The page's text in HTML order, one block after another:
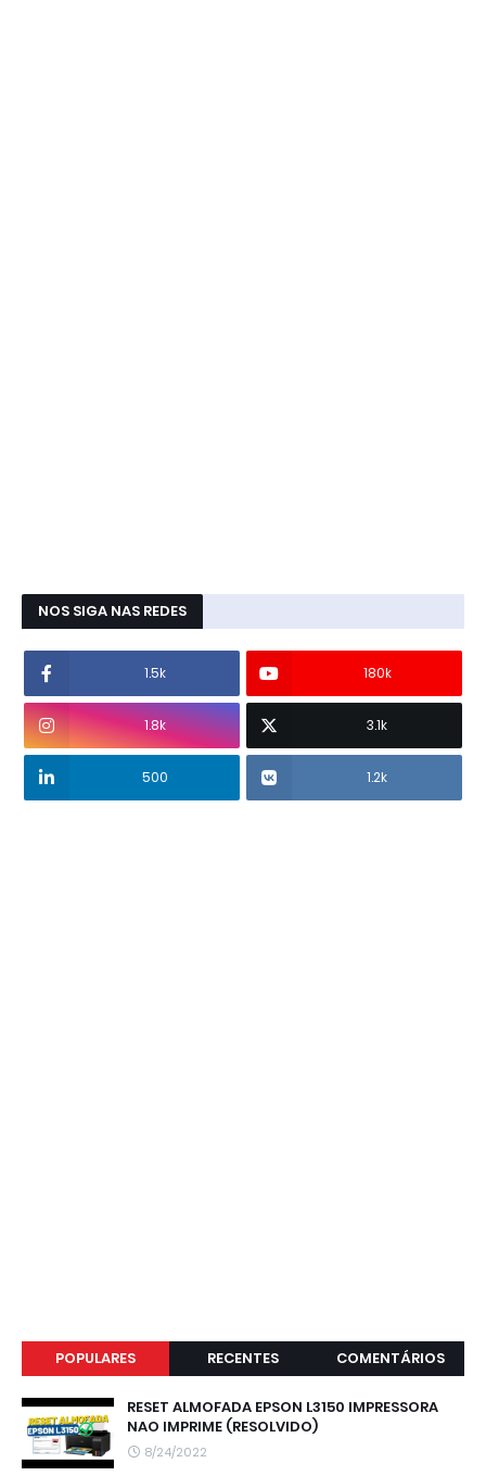
NOS SIGA NAS REDES
1.5k 180k
1.8k 3.1k
500 1.2k
POPULARES RECENTES COMENTÁRIOS
RESET ALMOFADA EPSON L3150 IMPRESSORA
NAO IMPRIME (RESOLVIDO)
8/24/2022